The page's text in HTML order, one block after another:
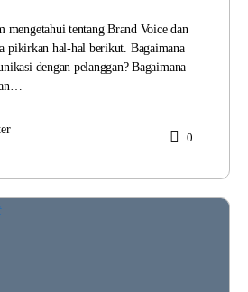
mengetahui tentang Brand Voice dan
pikirkan hal-hal berikut. Bagaimana
dengan pelanggan? Bagaimana
0